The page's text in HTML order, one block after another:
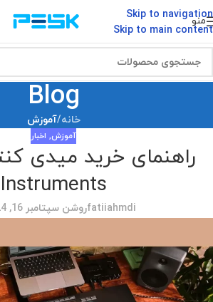
Skip to navigation
Skip to main content
منو
Blog
خانه/آموزش
آموزش, اخبار
Instruments
fatiiahmdiروشن سپتامبر 16, 2024